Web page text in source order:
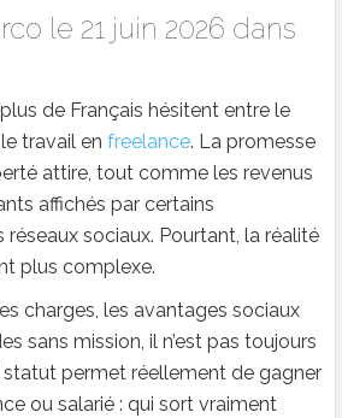
le 21 juin 2026 dans
de Français hésitent entre le
travail en freelance. La promesse
attire, tout comme les revenus
affichés par certains
sociaux. Pourtant, la réalité
plus complexe.
charges, les avantages sociaux
sans mission, il n’est pas toujours
permet réellement de gagner
ou salarié : qui sort vraiment